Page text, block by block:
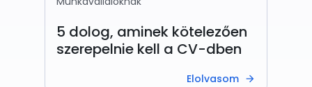
5 dolog, aminek kötelezően
szerepelnie kell a CV-dben
Elolvasom arrow_forward